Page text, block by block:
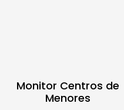
Monitor Centros de
Menores